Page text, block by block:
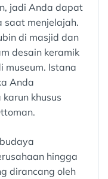
jadi Anda dapat
saat menjelajah.
di masjid dan
desain keramik
museum. Istana
Anda
khusus
hingga
dirancang oleh